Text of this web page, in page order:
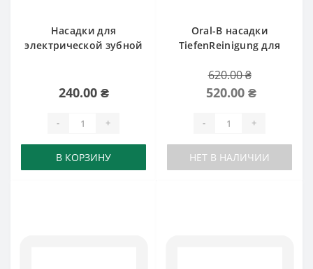
Насадки для
электрической зубной
240.00 ₴
- +
В КОРЗИНУ
Oral-B насадки
TiefenReinigung для
620.00 ₴
520.00 ₴
- +
НЕТ В НАЛИЧИИ